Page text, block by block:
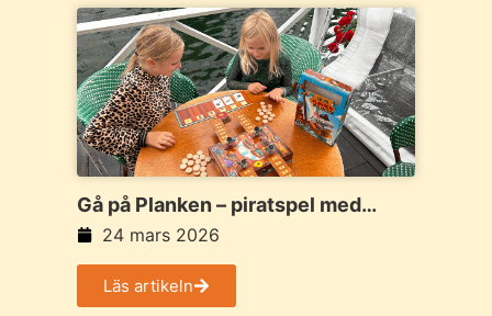
Gå på Planken – piratspel med
balans, mod och massor av skratt
24 mars 2026
Läs artikeln